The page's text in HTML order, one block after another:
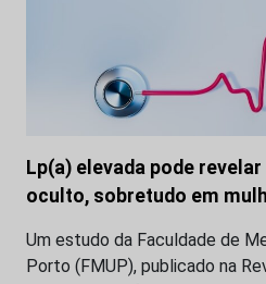
Lp(a) elevada pode
oculto, sobretudo em
Um estudo da Faculdade de
Porto (FMUP), publicado na